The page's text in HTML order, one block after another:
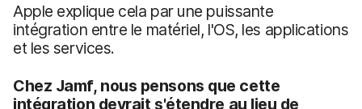
Apple explique cela par une puissante
intégration entre le matériel, l'OS, les applications
et les services.
Chez Jamf, nous pensons que cette
intégration devrait s'étendre au lieu de